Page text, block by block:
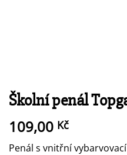
Školní penál
109,00 Kč
Penál s vnitřní